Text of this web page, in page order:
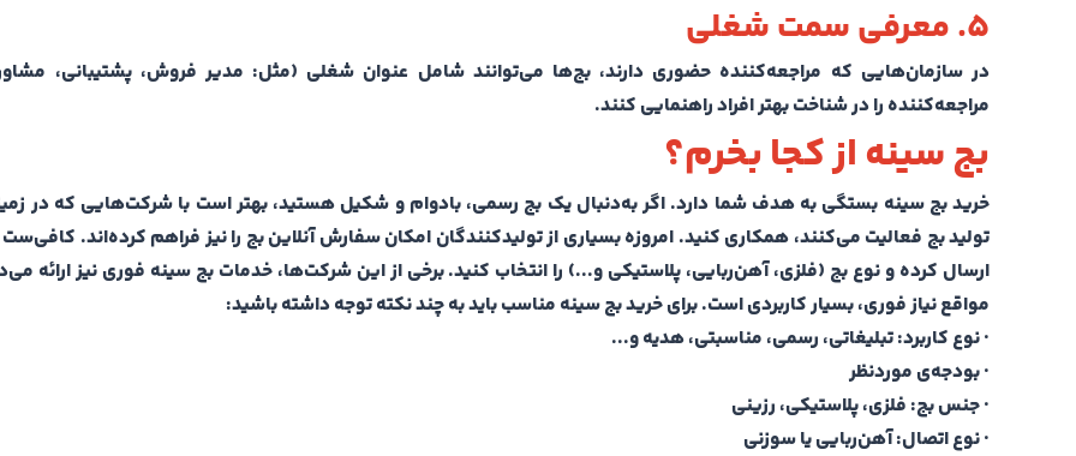
۵. معرفی سمت شغلی
در سازمان‌هایی که مراجعه‌کننده حضوری دارند، بج‌ها می‌توانند شامل عنوان شغلی (مثل: مدیر فروش، پشتیبانی،
مراجعه‌کننده را در شناخت بهتر افراد راهنمایی کنند.
بج سینه از کجا بخرم؟
خرید بج سینه بستگی به هدف شما دارد. اگر به‌دنبال یک بج رسمی، بادوام و شکیل هستید، بهتر است با شرکت‌هایی که در
تولید بج فعالیت می‌کنند، همکاری کنید. امروزه بسیاری از تولیدکنندگان امکان سفارش آنلاین بج را نیز فراهم کرده‌اند.
ارسال کرده و نوع بج (فلزی، آهن‌ربایی، پلاستیکی و...) را انتخاب کنید. برخی از این شرکت‌ها، خدمات بج سینه فوری نیز ارائه
مواقع نیاز فوری، بسیار کاربردی است.برای خرید بج سینه مناسب باید به چند نکته توجه داشته باشید:
·نوع کاربرد: تبلیغاتی، رسمی، مناسبتی، هدیه و...
·بودجه‌ی موردنظر
·جنس بج: فلزی، پلاستیکی، رزینی
·نوع اتصال: آهن‌ربایی یا سوزنی